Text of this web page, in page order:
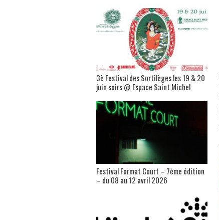
3è Festival des Sortilèges les 19 & 20
juin soirs @ Espace Saint Michel
Festival Format Court – 7ème édition
– du 08 au 12 avril 2026